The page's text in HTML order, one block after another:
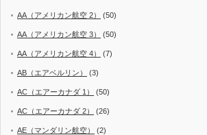
AA（アメリカン航空 2） (50)
AA（アメリカン航空 3） (50)
AA（アメリカン航空 4） (7)
AB（エアベルリン） (3)
AC（エアーカナダ 1） (50)
AC（エアーカナダ 2） (26)
AE（マンダリン航空） (2)